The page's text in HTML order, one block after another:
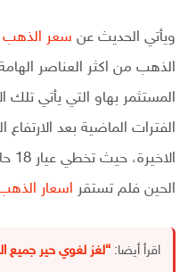
ويأتي الحديث عن سعر الذهب
الذهب من اكثر العناصر
المستثمر بهاو التي يأتي تلك
الفترات الماضية بعد
الحين فلم تستقر اسعار
اقرأ أيضا: “لغز لغوي حير جميع